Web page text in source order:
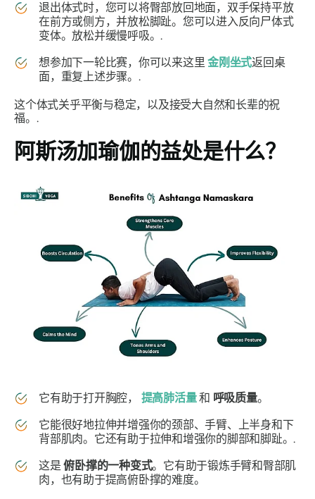
退出体式时，您可以将臀部放回地面，双手保持平放
在前方或侧方，并放松脚趾。您可以进入反向尸体式
变体。放松并缓慢呼吸。.
想参加下一轮比赛，你可以来这里金刚坐式返回桌
面，重复上述步骤。.
这个体式关乎平衡与稳定，以及接受大自然和长辈的祝
福。.
阿斯汤加瑜伽的益处是什么？
它有助于打开胸腔， 提高肺活量和 呼吸质量。
它能很好地拉伸并增强你的颈部、手臂、上半身和下
背部肌肉。它还有助于拉伸和增强你的脚部和脚趾。.
这是俯卧撑的一种变式。它有助于锻炼手臂和臀部肌
肉，也有助于提高俯卧撑的难度。